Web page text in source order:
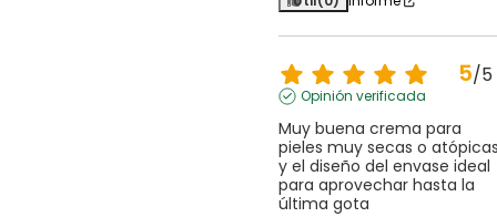
5/5
Opinión verificada
Muy buena crema para
pieles muy secas o
y el diseño del envase ideal
para aprovechar hasta la
última gota